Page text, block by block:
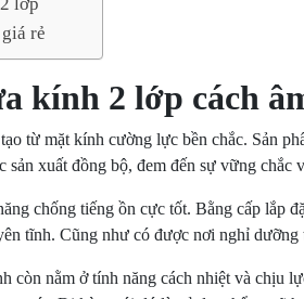
rẻ
kính 2 lớp cách
từ mặt kính cường lực bền chắc. Sản
xuất đồng bộ, đem đến sự vững chắc
chống tiếng ồn cực tốt. Bằng cấp lắp
tĩnh. Cũng như có được nơi nghỉ dưỡng
còn nằm ở tính năng cách nhiệt và chịu